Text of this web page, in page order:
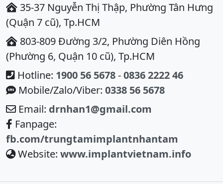
35-37 Nguyễn Thị Thập, Phường Tân Hưng
(Quận 7 cũ), Tp.HCM
803-809 Đường 3/2, Phường Diên Hồng
(Phường 6, Quận 10 cũ), Tp.HCM
Hotline: 1900 56 5678-0836 2222 46
Mobile/Zalo/Viber: 0338 56 5678
Email: drnhan1@gmail.com
Fanpage:
fb.com/trungtamimplantnhantam
Website: www.implantvietnam.info